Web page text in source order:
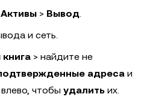
Активы > Вывод.
и сеть.
> найдите не
адреса и
чтобы удалить их.